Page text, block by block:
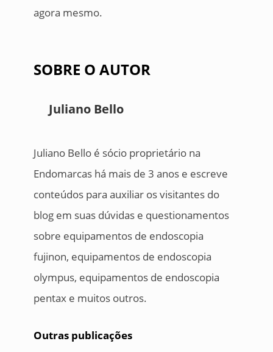
agora mesmo.
SOBRE O AUTOR
Juliano Bello
Juliano Bello é sócio proprietário na
Endomarcas há mais de 3 anos e escreve
conteúdos para auxiliar os visitantes do
blog em suas dúvidas e questionamentos
sobre equipamentos de endoscopia
fujinon, equipamentos de endoscopia
olympus, equipamentos de endoscopia
pentax e muitos outros.
Outras publicações